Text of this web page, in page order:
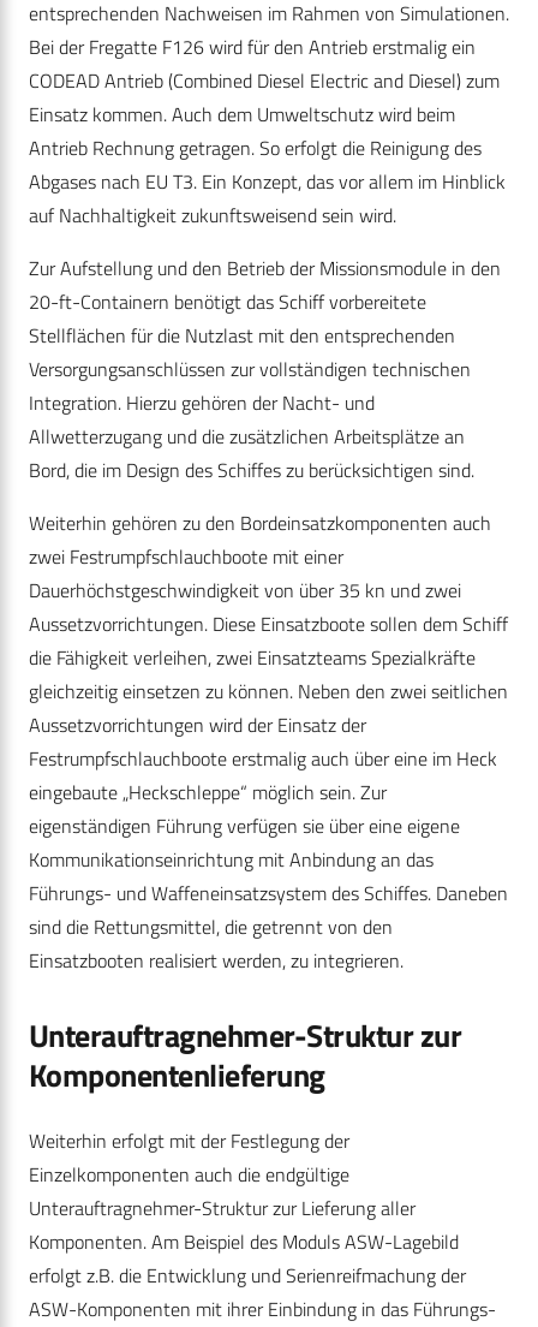
entsprechenden Nachweisen im Rahmen von Simulationen.
Bei der Fregatte F126 wird für den Antrieb erstmalig ein
CODEAD Antrieb (Combined Diesel Electric and Diesel) zum
Einsatz kommen. Auch dem Umweltschutz wird beim
Antrieb Rechnung getragen. So erfolgt die Reinigung des
Abgases nach EU T3. Ein Konzept, das vor allem im Hinblick
auf Nachhaltigkeit zukunftsweisend sein wird.
Zur Aufstellung und den Betrieb der Missionsmodule in den
20-ft-Containern benötigt das Schiff vorbereitete
Stellflächen für die Nutzlast mit den entsprechenden
Versorgungsanschlüssen zur vollständigen technischen
Integration. Hierzu gehören der Nacht- und
Allwetterzugang und die zusätzlichen Arbeitsplätze an
Bord, die im Design des Schiffes zu berücksichtigen sind.
Weiterhin gehören zu den Bordeinsatzkomponenten auch
zwei Festrumpfschlauchboote mit einer
Dauerhöchstgeschwindigkeit von über 35 kn und zwei
Aussetzvorrichtungen. Diese Einsatzboote sollen dem Schiff
die Fähigkeit verleihen, zwei Einsatzteams Spezialkräfte
gleichzeitig einsetzen zu können. Neben den zwei seitlichen
Aussetzvorrichtungen wird der Einsatz der
Festrumpfschlauchboote erstmalig auch über eine im Heck
eingebaute „Heckschleppe“ möglich sein. Zur
eigenständigen Führung verfügen sie über eine eigene
Kommunikationseinrichtung mit Anbindung an das
Führungs- und Waffeneinsatzsystem des Schiffes. Daneben
sind die Rettungsmittel, die getrennt von den
Einsatzbooten realisiert werden, zu integrieren.
Unterauftragnehmer-Struktur zur
Komponentenlieferung
Weiterhin erfolgt mit der Festlegung der
Einzelkomponenten auch die endgültige
Unterauftragnehmer-Struktur zur Lieferung aller
Komponenten. Am Beispiel des Moduls ASW-Lagebild
erfolgt z.B. die Entwicklung und Serienreifmachung der
ASW-Komponenten mit ihrer Einbindung in das Führungs-